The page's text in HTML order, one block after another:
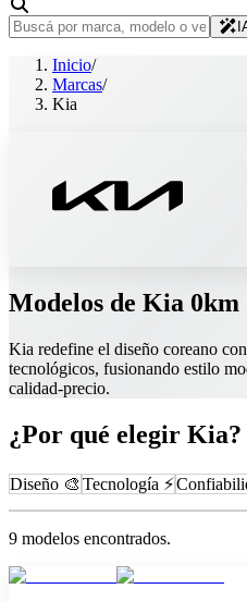
Inicio/
Marcas/
Kia
Modelos de Kia 0km
Kia redefine el diseño coreano
tecnológicos, fusionando estilo
calidad-precio.
¿Por qué elegir Kia?
Diseño 🎨 Tecnología ⚡
9 modelos encontrados.